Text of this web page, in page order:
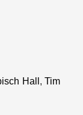
Hall , Tim